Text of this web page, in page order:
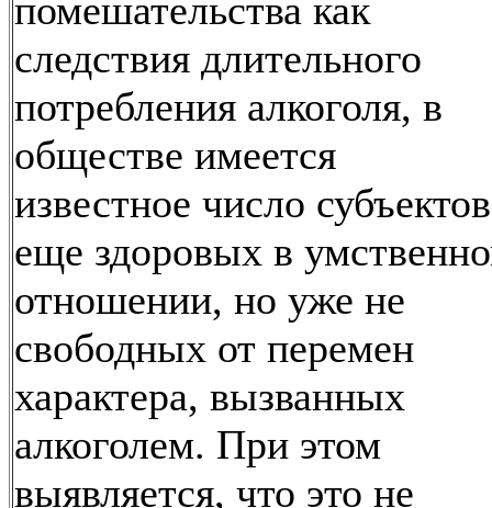
помешательства как
следствия длительного
потребления алкоголя, в
обществе имеется
известное число
еще здоровых в
отношении, но уже не
свободных от перемен
характера, вызванных
алкоголем. При этом
выявляется, что это не